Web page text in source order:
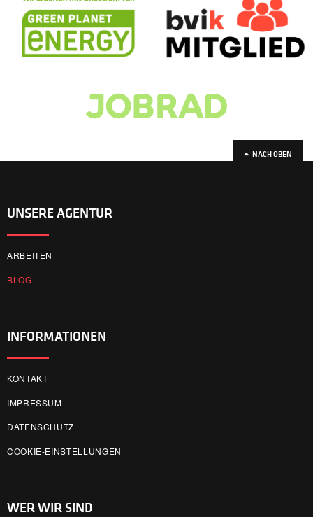
NACH OBEN
UNSERE AGENTUR
ARBEITEN
BLOG
INFORMATIONEN
KONTAKT
IMPRESSUM
DATENSCHUTZ
COOKIE-EINSTELLUNGEN
WER WIR SIND